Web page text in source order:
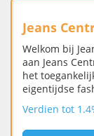
Jeans
Welkom bij
aan Jeans
het
eigentijdse
Verdien tot